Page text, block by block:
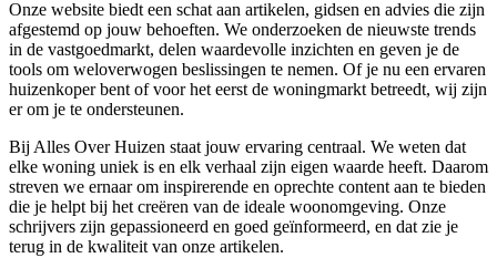
Onze website biedt een schat aan artikelen, gidsen en advies die zijn
afgestemd op jouw behoeften. We onderzoeken de nieuwste trends
in de vastgoedmarkt, delen waardevolle inzichten en geven je de
tools om weloverwogen beslissingen te nemen. Of je nu een ervaren
huizenkoper bent of voor het eerst de woningmarkt betreedt, wij zijn
er om je te ondersteunen.
Bij Alles Over Huizen staat jouw ervaring centraal. We weten dat
elke woning uniek is en elk verhaal zijn eigen waarde heeft. Daarom
streven we ernaar om inspirerende en oprechte content aan te bieden
die je helpt bij het creëren van de ideale woonomgeving. Onze
schrijvers zijn gepassioneerd en goed geïnformeerd, en dat zie je
terug in de kwaliteit van onze artikelen.